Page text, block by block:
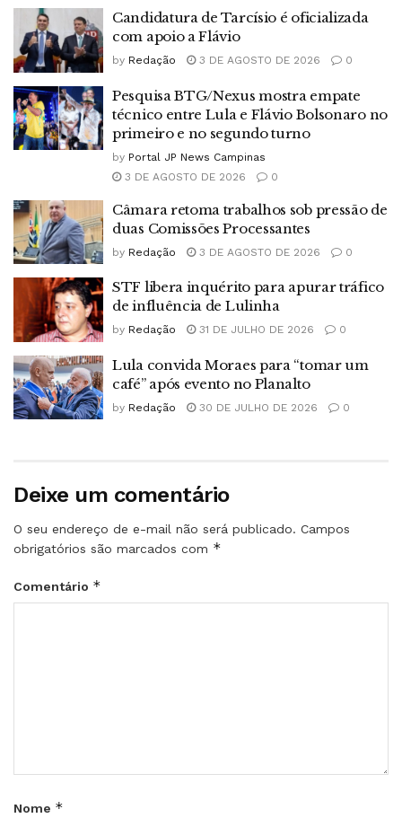
Candidatura de Tarcísio é oficializada
com apoio a Flávio
by Redação 3 DE AGOSTO DE 2026 0
Pesquisa BTG/Nexus mostra empate
técnico entre Lula e Flávio Bolsonaro no
primeiro e no segundo turno
by Portal JP News Campinas
3 DE AGOSTO DE 2026
0
Câmara retoma trabalhos sob pressão de
duas Comissões Processantes
by Redação 3 DE AGOSTO DE 2026 0
STF libera inquérito para apurar tráfico
de influência de Lulinha
by Redação 31 DE JULHO DE 2026 0
Lula convida Moraes para “tomar um
café” após evento no Planalto
by Redação 30 DE JULHO DE 2026 0
Deixe um comentário
O seu endereço de e-mail não será publicado. Campos
obrigatórios são marcados com *
Comentário *
Nome *